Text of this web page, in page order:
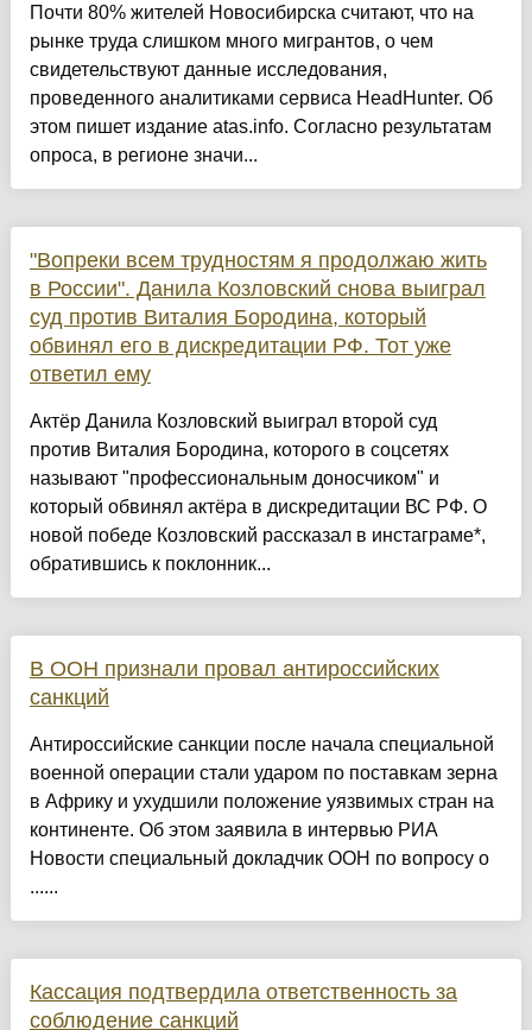
Почти 80% жителей Новосибирска считают, что на
рынке труда слишком много мигрантов, о чем
свидетельствуют данные исследования,
проведенного аналитиками сервиса HeadHunter. Об
этом пишет издание atas.info. Согласно результатам
опроса, в регионе значи...
"Вопреки всем трудностям я продолжаю жить
в России". Данила Козловский снова выиграл
суд против Виталия Бородина, который
обвинял его в дискредитации РФ. Тот уже
ответил ему
Актёр Данила Козловский выиграл второй суд
против Виталия Бородина, которого в соцсетях
называют "профессиональным доносчиком" и
который обвинял актёра в дискредитации ВС РФ. О
новой победе Козловский рассказал в инстаграме*,
обратившись к поклонник...
В ООН признали провал антироссийских
санкций
Антироссийские санкции после начала специальной
военной операции стали ударом по поставкам зерна
в Африку и ухудшили положение уязвимых стран на
континенте. Об этом заявила в интервью РИА
Новости специальный докладчик ООН по вопросу о
......
Кассация подтвердила ответственность за
соблюдение санкций